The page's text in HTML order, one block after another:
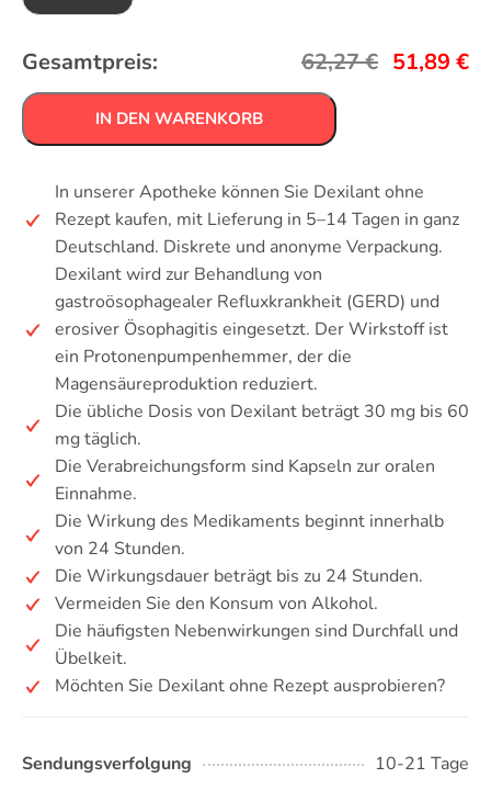
Gesamtpreis: 62,27€ 51,89 €
IN DEN WARENKORB
In unserer Apotheke können Sie Dexilant ohne
Rezept kaufen, mit Lieferung in 5–14 Tagen in ganz
Deutschland. Diskrete und anonyme Verpackung.
Dexilant wird zur Behandlung von
gastroösophagealer Refluxkrankheit (GERD) und
erosiver Ösophagitis eingesetzt. Der Wirkstoff ist
ein Protonenpumpenhemmer, der die
Magensäureproduktion reduziert.
Die übliche Dosis von Dexilant beträgt 30 mg bis 60
mg täglich.
Die Verabreichungsform sind Kapseln zur oralen
Einnahme.
Die Wirkung des Medikaments beginnt innerhalb
von 24 Stunden.
Die Wirkungsdauer beträgt bis zu 24 Stunden.
Vermeiden Sie den Konsum von Alkohol.
Die häufigsten Nebenwirkungen sind Durchfall und
Übelkeit.
Möchten Sie Dexilant ohne Rezept ausprobieren?
Sendungsverfolgung
10-21 Tage